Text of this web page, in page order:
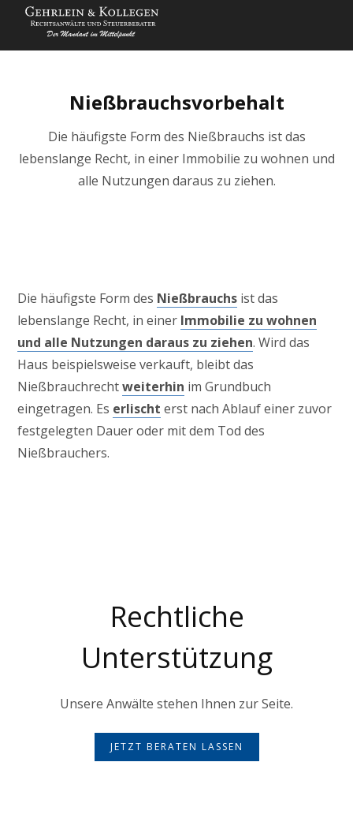
Nießbrauchsvorbehalt
Die häufigste Form des Nießbrauchs ist das
lebenslange Recht, in einer Immobilie zu wohnen und
alle Nutzungen daraus zu ziehen.
Die häufigste Form des Nießbrauchs ist das
lebenslange Recht, in einer Immobilie zu wohnen
und alle Nutzungen daraus zu ziehen. Wird das
Haus beispielsweise verkauft, bleibt das
Nießbrauchrechtweiterhin im Grundbuch
eingetragen. Es erlischt erst nach Ablauf einer zuvor
festgelegten Dauer oder mit dem Tod des
Nießbrauchers.
Rechtliche
Unterstützung
Unsere Anwälte stehen Ihnen zur Seite.
JETZT BERATEN LASSEN